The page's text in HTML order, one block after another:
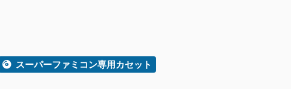
スーパーファミコン専用カセット